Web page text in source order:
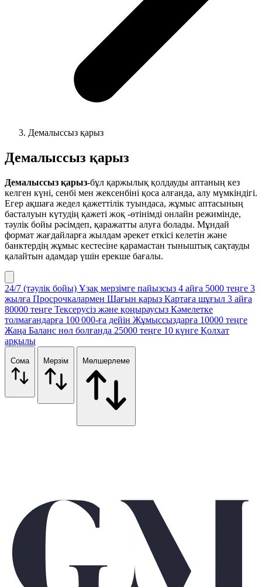
Демалыссыз қарыз
Демалыссыз қарыз
Демалыссыз қарыз-бұл қаржылық қолдауды аптаның кез
келген күні, сенбі мен жексенбіні қоса алғанда, алу мүмкіндігі.
Егер ақшаға жедел қажеттілік туындаса, жұмыс аптасының
басталуын күтудің қажеті жоқ -өтінімді онлайн режимінде,
тәулік бойы рәсімдеп, қаражатты алуға болады. Мұндай
формат жағдайларға жылдам әрекет еткісі келетін және
банктердің жұмыс кестесіне қарамастан тыныштық сақтауды
қалайтын адамдар үшін ерекше бағалы.
24/7 (тәулік бойы) Ұзақ мерзімге пайызсыз 4 айға 5000 теңге 3
жылға Просрочкалармен Шағын қарыз Картаға шұғыл 3 айға
80000 теңге Тексерусіз және қоңыраусыз Кәмелетке
толмағандарға 100 000‑ға дейін Жұмыссыздарға 10000 теңге
Жаңа Баланс нөл болғанда 25000 теңге 10 күнге Қолхат
арқылы
Сома Мерзім Мөлшерлеме